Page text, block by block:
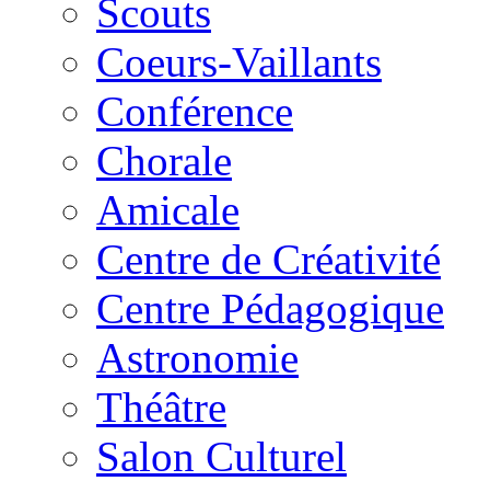
Scouts
Coeurs-Vaillants
Conférence
Chorale
Amicale
Centre de Créativité
Centre Pédagogique
Astronomie
Théâtre
Salon Culturel